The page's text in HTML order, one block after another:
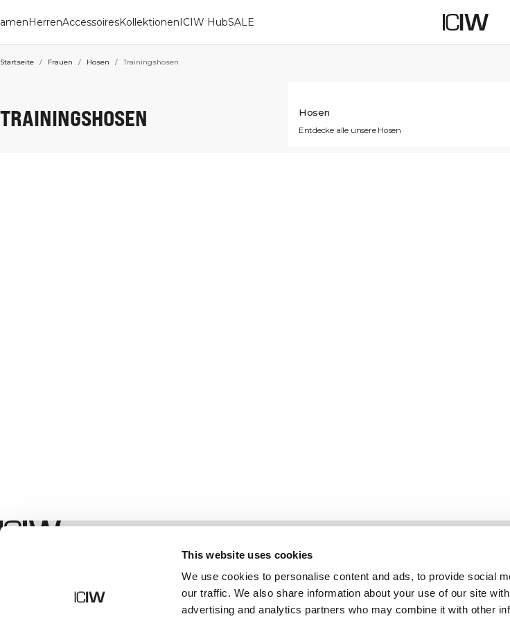
This website uses cookies
We use cookies to personalise content and ads, to provide social
our traffic. We also share information about your use of our site
advertising and analytics partners who may combine it with other
HerrenAccessoiresKollektionenICIW HubSALE
Startseite / Frauen / Hosen / Trainingshosen
TRAININGSHOSEN Hosen
Entdecke alle unsere Hosen